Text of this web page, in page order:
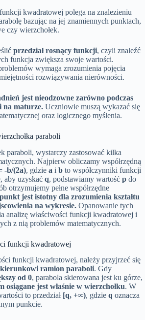
kwadratowej polega na znalezieniu
bazując na jej znamiennych punktach,
czy wierzchołek.
przedział rosnący funkcji, czyli znaleźć
funkcja zwiększa swoje wartości.
wymaga zrozumienia pojęcia
rozwiązywania nierówności.
jest nieodzowne zarówno podczas
na maturze. Uczniowie muszą wykazać się
oraz logicznego myślenia.
paraboli
paraboli, wystarczy zastosować kilka
Najpierw obliczamy współrzędną
-b/(2a), gdzie a i b to współczynniki funkcji
aby uzyskać q, podstawiamy wartość p do
otrzymujemy pełne współrzędne
jest istotny dla zrozumienia kształtu
na wykresie. Opanowanie tych
analizę właściwości funkcji kwadratowej i
z nią problemów matematycznych.
funkcji kwadratowej
funkcji kwadratowej, należy przyjrzeć się
kierunkowi ramion paraboli. Gdy
od 0, parabola skierowana jest ku górze,
osiągane jest właśnie w wierzchołku. W
to przedział [q, +∞), gdzie q oznacza
punkcie.